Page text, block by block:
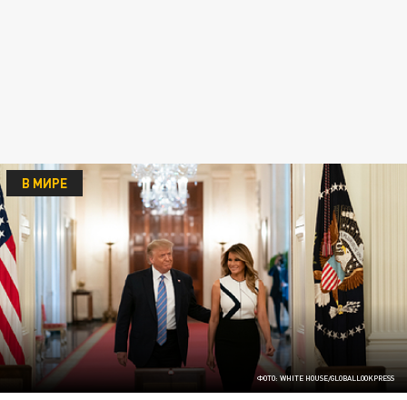
ФОТО: WHITE HOUSE/GLOBALLOOKPRESS
В МИРЕ